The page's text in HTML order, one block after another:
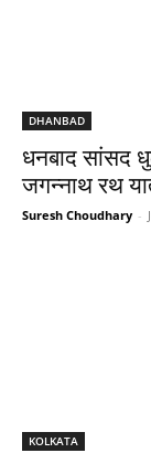
DHANBAD
धनबाद सांसद
जगन्नाथ रथ
Suresh Choudhary -
KOLKATA